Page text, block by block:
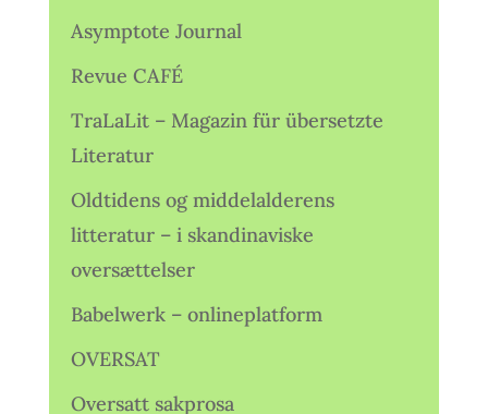
Asymptote Journal
Revue CAFÉ
TraLaLit – Magazin für übersetzte
Literatur
Oldtidens og middelalderens
litteratur – i skandinaviske
oversættelser
Babelwerk – onlineplatform
OVERSAT
Oversatt sakprosa